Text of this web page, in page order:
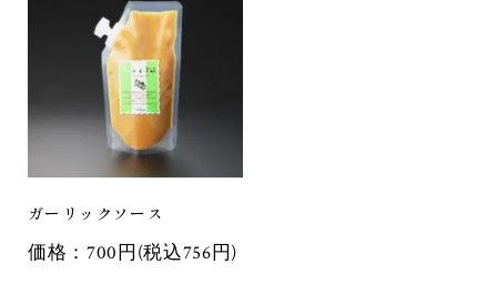
ガーリックソース
価格：700円(税込756円)